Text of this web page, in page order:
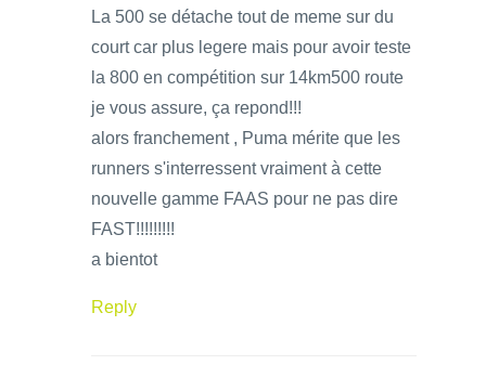
La 500 se détache tout de meme sur du
court car plus legere mais pour avoir teste
la 800 en compétition sur 14km500 route
je vous assure, ça repond!!!
alors franchement , Puma mérite que les
runners s'interressent vraiment à cette
nouvelle gamme FAAS pour ne pas dire
FAST!!!!!!!!!
a bientot
Reply